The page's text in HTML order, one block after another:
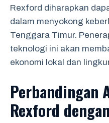
Rexford diharapkan
dalam menyokong
Tenggara Timur.
teknologi ini akan
ekonomi lokal dan
Perbandingan
Rexford